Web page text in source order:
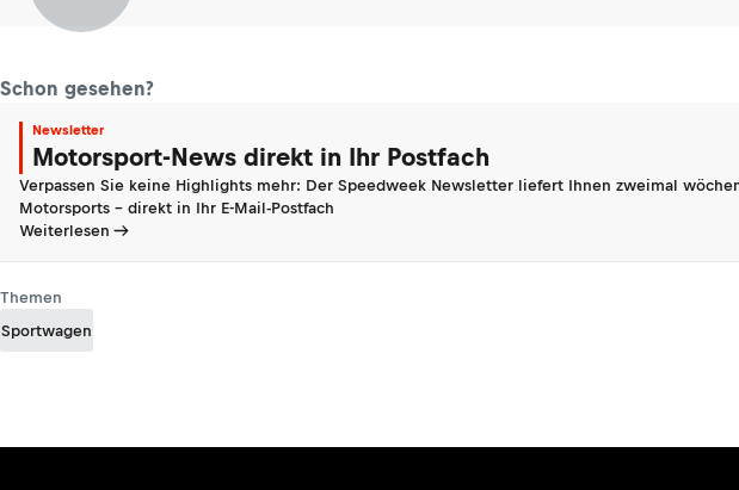
Schon gesehen?
Newsletter
Motorsport-News direkt in Ihr Postfach
Verpassen Sie keine Highlights mehr: Der Speedweek Newsletter liefert Ihnen zweimal
Motorsports - direkt in Ihr E-Mail-Postfach
Weiterlesen
Themen
Sportwagen